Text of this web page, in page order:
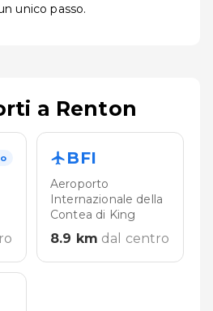
unico passo.
a Renton
BFI
Aeroporto
Internazionale della
Contea di King
8.9 km dal centro